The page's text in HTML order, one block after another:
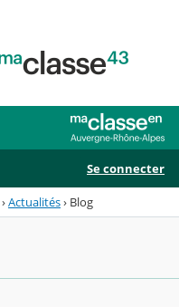
Se connecter
›Actualités› Blog